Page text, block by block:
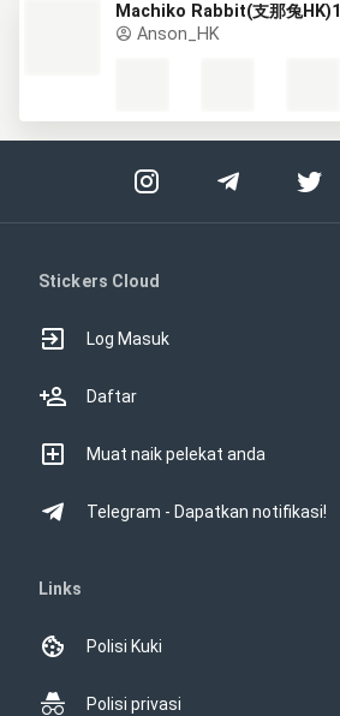
Machiko Rabbit(支那兔HK)1
Anson_HK
Stickers Cloud
Log Masuk
Daftar
Muat naik pelekat anda
Telegram - Dapatkan notifikasi!
Links
Polisi Kuki
Polisi privasi